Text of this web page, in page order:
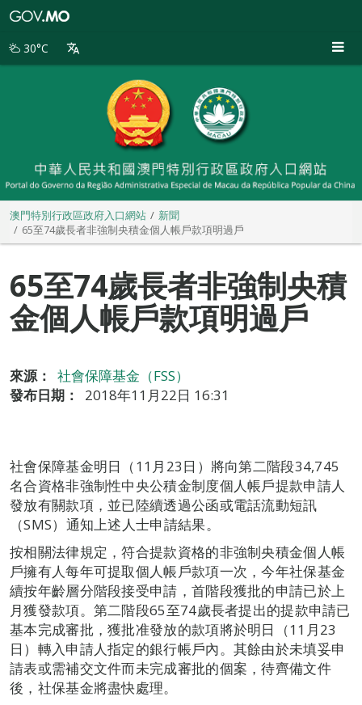
別
30°C
澳門特別行政區政府入口網站
新聞
65至74歲長者非強制央積金個人帳戶款項明過戶
65至74歲長者非強制央積
金個人帳戶款項明過戶
來源：
社會保障基金（FSS）
發布日期：
2018年11月22日 16:31
社會保障基金明日（11月23日）將向第二階段34,745
名合資格非強制性中央公積金制度個人帳戶提款申請人
發放有關款項，並已陸續透過公函或電話流動短訊
（SMS）通知上述人士申請結果。
按相關法律規定，符合提款資格的非強制央積金個人帳
戶擁有人每年可提取個人帳戶款項一次，今年社保基金
續按年齡層分階段接受申請，首階段獲批的申請已於上
月獲發款項。第二階段65至74歲長者提出的提款申請已
基本完成審批，獲批准發放的款項將於明日（11月23
日）轉入申請人指定的銀行帳戶內。其餘由於未填妥申
請表或需補交文件而未完成審批的個案，待齊備文件
後，社保基金將盡快處理。